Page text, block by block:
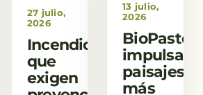
27 julio,
2026
Incendios
que
exigen
13 julio,
2026
impulsa
paisajes
más